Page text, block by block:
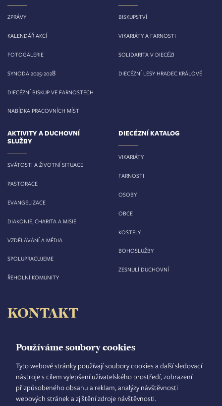
Používáme soubory cookies
Tyto webové stránky používají soubory cookies a další sledovací
nástroje s cílem vylepšení uživatelského prostředí, zobrazení
přizpůsobeného obsahu a reklam, analýzy návštěvnosti
webových stránek a zjištění zdroje návštěvnosti.
ZPRÁVY
KALENDÁŘ AKCÍ
FOTOGALERIE
SYNODA 2025-2028
DIECÉZNÍ BISKUP VE FARNOSTECH
NABÍDKA PRACOVNÍCH MÍST
BISKUPSTVÍ
VIKARIÁTY A FARNOSTI
SOLIDARITA V DIECÉZI
DIECÉZNÍ LESY HRADEC KRÁLOVÉ
AKTIVITY A DUCHOVNÍ
SLUŽBY
SVÁTOSTI A ŽIVOTNÍ SITUACE
PASTORACE
EVANGELIZACE
DIAKONIE, CHARITA A MISIE
VZDĚLÁVÁNÍ A MÉDIA
SPOLUPRACUJEME
ŘEHOLNÍ KOMUNITY
DIECÉZNÍ KATALOG
VIKARIÁTY
FARNOSTI
OSOBY
OBCE
KOSTELY
BOHOSLUŽBY
ZESNULÍ DUCHOVNÍ
KONTAKT
Velké náměstí 35/44
500 03 Hradec Králové
tel.: +420 495 063 611
IČO: 00 44 51 34
DIČ: CZ 00 44 51 34
Číslo účtu: 1006010044/5500